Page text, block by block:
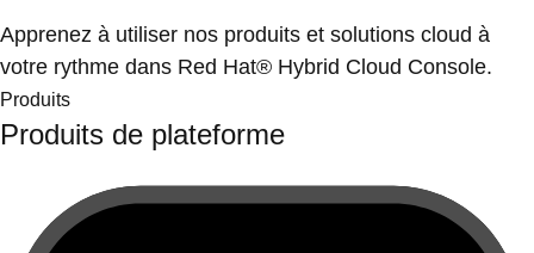
Apprenez à utiliser nos produits et solutions cloud à
votre rythme dans Red Hat® Hybrid Cloud Console.
Produits
Produits de plateforme